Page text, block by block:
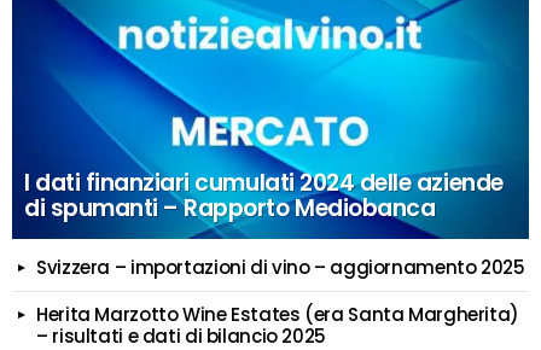
I dati finanziari cumulati 2024 delle aziende
di spumanti – Rapporto Mediobanca
Svizzera – importazioni di vino – aggiornamento 2025
Herita Marzotto Wine Estates (era Santa Margherita)
– risultati e dati di bilancio 2025